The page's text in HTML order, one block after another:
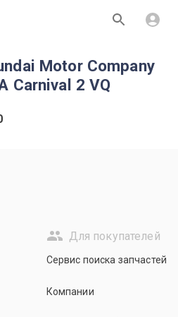
Motor Company
Carnival 2 VQ
Для покупателей
Сервис поиска запчастей
Компании